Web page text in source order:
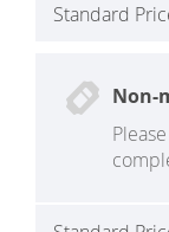
Standard
Non-